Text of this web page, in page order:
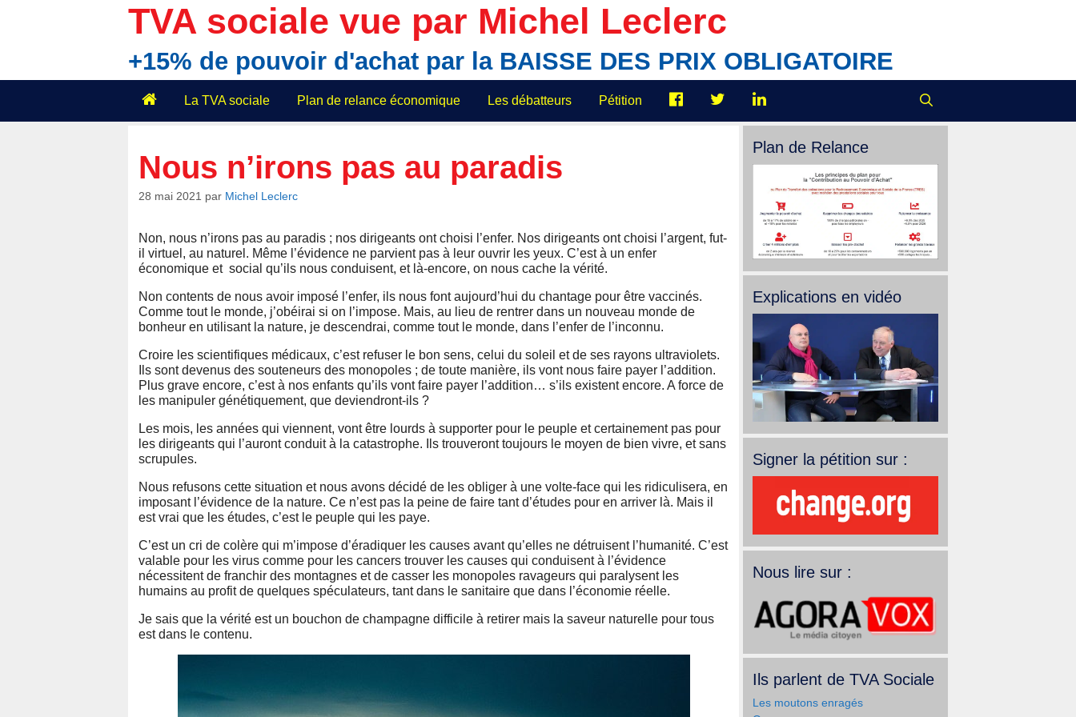
TVA sociale vue par Michel Leclerc
+15% de pouvoir d'achat par la BAISSE DES PRIX OBLIGATOIRE
La TVA sociale Plan de relance économique Les débatteurs Pétition
Nous n’irons pas au paradis
28 mai 2021 par Michel Leclerc
Non, nous n’irons pas au paradis ; nos dirigeants ont choisi l’enfer. Nos dirigeants ont choisi l’argent, fut-
il virtuel, au naturel. Même l’évidence ne parvient pas à leur ouvrir les yeux. C’est à un enfer
économique et social qu’ils nous conduisent, et là-encore, on nous cache la vérité.
Non contents de nous avoir imposé l’enfer, ils nous font aujourd’hui du chantage pour être vaccinés.
Comme tout le monde, j’obéirai si on l’impose. Mais, au lieu de rentrer dans un nouveau monde de
bonheur en utilisant la nature, je descendrai, comme tout le monde, dans l’enfer de l’inconnu.
Croire les scientifiques médicaux, c’est refuser le bon sens, celui du soleil et de ses rayons ultraviolets.
Ils sont devenus des souteneurs des monopoles ; de toute manière, ils vont nous faire payer l’addition.
Plus grave encore, c’est à nos enfants qu’ils vont faire payer l’addition… s’ils existent encore. A force de
les manipuler génétiquement, que deviendront-ils ?
Les mois, les années qui viennent, vont être lourds à supporter pour le peuple et certainement pas pour
les dirigeants qui l’auront conduit à la catastrophe. Ils trouveront toujours le moyen de bien vivre, et sans
scrupules.
Nous refusons cette situation et nous avons décidé de les obliger à une volte-face qui les ridiculisera, en
imposant l’évidence de la nature. Ce n’est pas la peine de faire tant d’études pour en arriver là. Mais il
est vrai que les études, c’est le peuple qui les paye.
C’est un cri de colère qui m’impose d’éradiquer les causes avant qu’elles ne détruisent l’humanité. C’est
valable pour les virus comme pour les cancers trouver les causes qui conduisent à l’évidence
nécessitent de franchir des montagnes et de casser les monopoles ravageurs qui paralysent les
humains au profit de quelques spéculateurs, tant dans le sanitaire que dans l’économie réelle.
Je sais que la vérité est un bouchon de champagne difficile à retirer mais la saveur naturelle pour tous
est dans le contenu.
Plan de Relance
Explications en vidéo
Signer la pétition sur :
Nous lire sur :
Ils parlent de TVA Sociale
Les moutons enragés